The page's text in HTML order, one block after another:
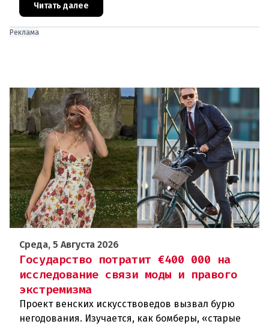
европейского происхождения. «Часы замен
Читать далее
Реклама
Среда, 5 Августа 2026
Государство потратит €400 000 на
исследование связи моды и правого
экстремизма
Проект венских искусствоведов вызвал бурю
негодования. Изучается, как бомберы, «старые